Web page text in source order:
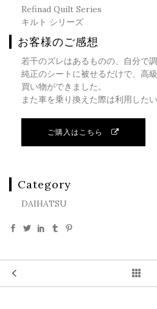
Refinad Quilt Series
キルト シリーズ
お客様のご感想
若干のズレはあるものの、自分で
純正のシートに被せるだけで、高
買い物ができました。
また車を乗り換えた際は利用したい
ご購入はこちら
Category
DAIHATSU